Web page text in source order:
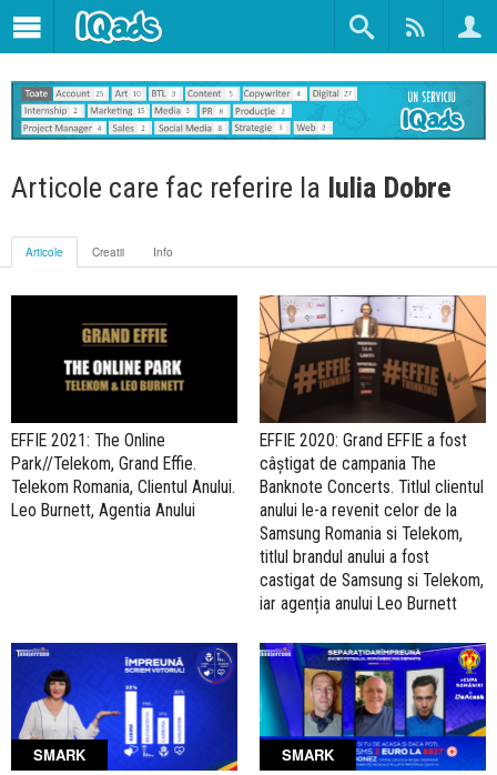
Articole care fac referire la Iulia Dobre
Articole Creatii Info
EFFIE 2021: The Online
Park//Telekom, Grand Effie.
Telekom Romania, Clientul Anului.
Leo Burnett, Agentia Anului
EFFIE 2020: Grand EFFIE a fost
câştigat de campania The
Banknote Concerts. Titlul clientul
anului le-a revenit celor de la
Samsung Romania si Telekom,
titlul brandul anului a fost
castigat de Samsung si Telekom,
iar agenția anului Leo Burnett
SMARK
SMARK